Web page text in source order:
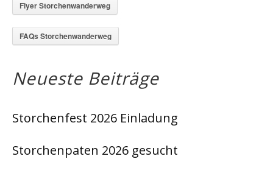
Flyer Storchenwanderweg
FAQs Storchenwanderweg
Neueste Beiträge
Storchenfest 2026 Einladung
Storchenpaten 2026 gesucht